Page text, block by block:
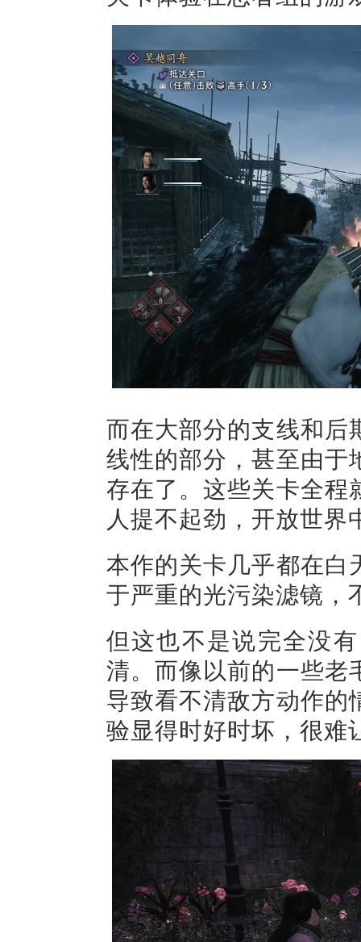
而在大部分的支线和
线性的部分，甚至由
存在了。这些关卡全
人提不起劲，开放世
本作的关卡几乎都在
于严重的光污染滤镜，
但这也不是说完全没
清。而像以前的一些
导致看不清敌方动作
验显得时好时坏，很难